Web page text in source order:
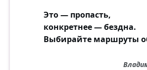
Это — пропасть,
конкретнее — бездна.
Выбирайте маршруты